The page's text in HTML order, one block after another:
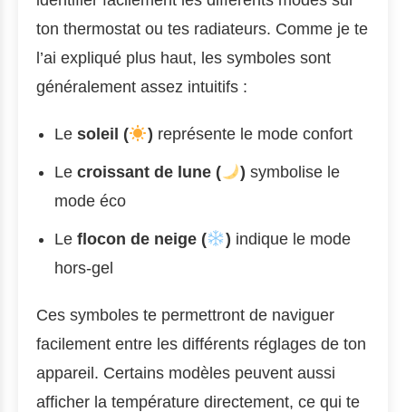
ton thermostat ou tes radiateurs. Comme je te
l’ai expliqué plus haut, les symboles sont
généralement assez intuitifs :
Le soleil ( ) représente le mode confort
Le croissant de lune ( ) symbolise le
mode éco
Le flocon de neige ( ) indique le mode
hors-gel
Ces symboles te permettront de naviguer
facilement entre les différents réglages de ton
appareil. Certains modèles peuvent aussi
afficher la température directement, ce qui te